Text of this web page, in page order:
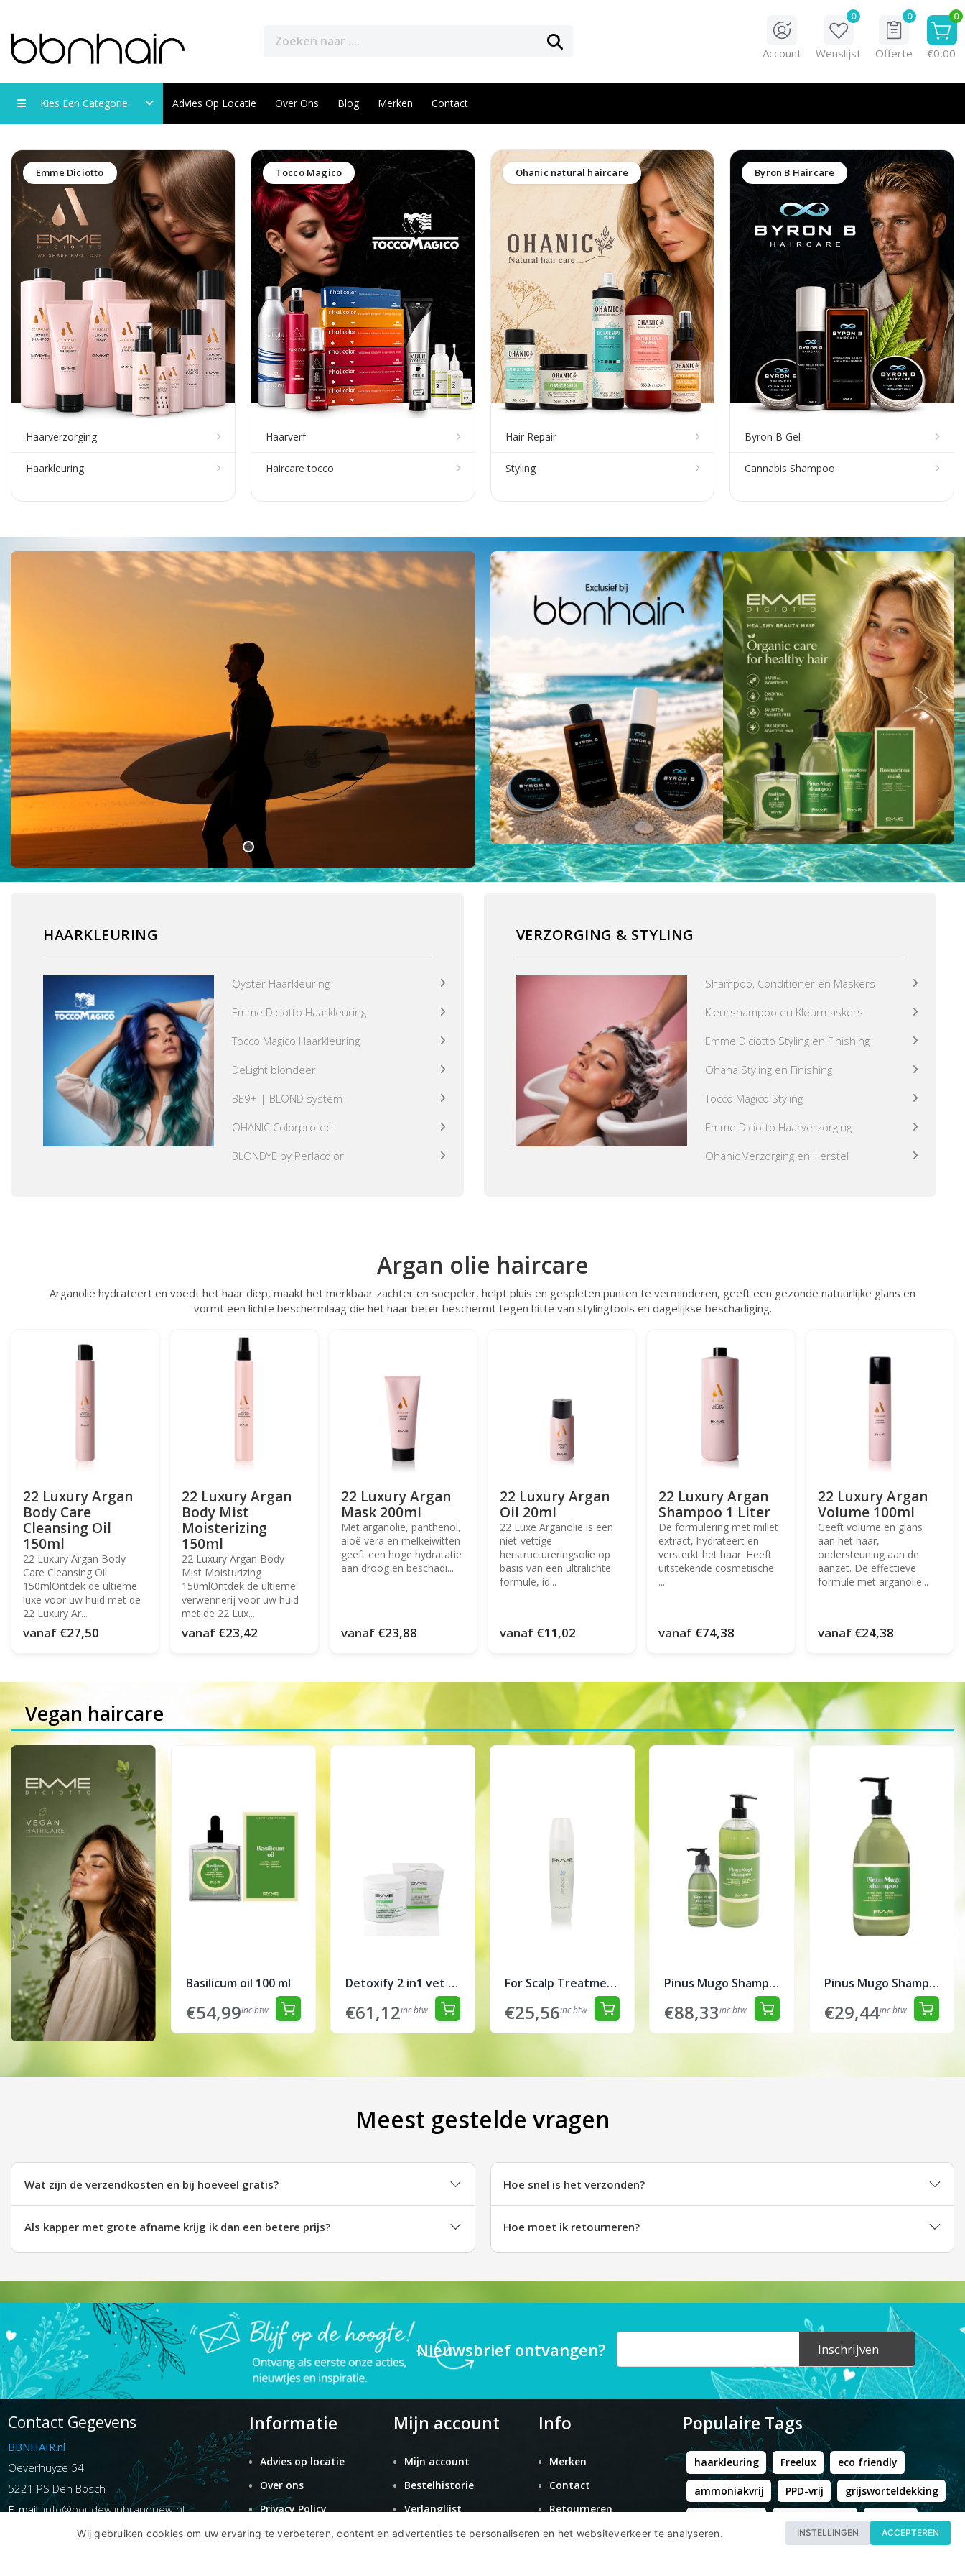
0
€0,00
0
Offerte
0
Wenslijst
Account
Kies Een Categorie Advies Op Locatie Over Ons Blog Merken Contact
Emme Diciotto
Haarverzorging
Haarkleuring
Tocco Magico
Haarverf
Haircare tocco
Ohanic natural haircare
Hair Repair
Styling
Byron B Haircare
Byron B Gel
Cannabis Shampoo
HAARKLEURING
Oyster Haarkleuring
Emme Diciotto Haarkleuring
Tocco Magico Haarkleuring
DeLight blondeer
BE9+ | BLOND system
OHANIC Colorprotect
BLONDYE by Perlacolor
VERZORGING & STYLING
Shampoo, Conditioner en Maskers
Kleurshampoo en Kleurmaskers
Emme Diciotto Styling en Finishing
Ohana Styling en Finishing
Tocco Magico Styling
Emme Diciotto Haarverzorging
Ohanic Verzorging en Herstel
Argan olie haircare
Arganolie hydrateert en voedt het haar diep, maakt het merkbaar zachter en soepeler, helpt pluis en gespleten punten te verminderen, geeft een gezonde natuurlijke glans en
vormt een lichte beschermlaag die het haar beter beschermt tegen hitte van stylingtools en dagelijkse beschadiging.
22 Luxury Argan
Body Care
Cleansing Oil
150ml
22 Luxury Argan Body
Care Cleansing Oil
150mlOntdek de ultieme
luxe voor uw huid met de
22 Luxury Ar...
vanaf €27,50
22 Luxury Argan
Body Mist
Moisterizing
150ml
22 Luxury Argan Body
Mist Moisturizing
150mlOntdek de ultieme
verwennerij voor uw huid
met de 22 Lux...
vanaf €23,42
22 Luxury Argan
Mask 200ml
Met arganolie, panthenol,
aloë vera en melkeiwitten
geeft een hoge hydratatie
aan droog en beschadi...
vanaf €23,88
22 Luxury Argan
Oil 20ml
22 Luxe Arganolie is een
niet-vettige
herstructureringsolie op
basis van een ultralichte
formule, id...
vanaf €11,02
22 Luxury Argan
Shampoo 1 Liter
De formulering met millet
extract, hydrateert en
versterkt het haar. Heeft
uitstekende cosmetische
...
vanaf €74,38
22 Luxury Argan
Volume 100ml
Geeft volume en glans
aan het haar,
ondersteuning aan de
aanzet. De effectieve
formule met arganolie...
vanaf €24,38
Vegan haircare
Basilicum oil 100 ml
€54,99inc btw
Detoxify 2 in1 vet regulerende treatment 200ml
€61,12inc btw
For Scalp Treatment 100ml
€25,56inc btw
Pinus Mugo Shampoo 1 liter ex. pomp
€88,33inc btw
Pinus Mugo Shampoo 250 ml
€29,44inc btw
Meest gestelde vragen
Wat zijn de verzendkosten en bij hoeveel gratis?
Als kapper met grote afname krijg ik dan een betere prijs?
Hoe snel is het verzonden?
Hoe moet ik retourneren?
Nieuwsbrief ontvangen? Inschrijven
Contact Gegevens
BBNHAIR.nl
Oeverhuyze 54
5221 PS Den Bosch
E-mail:info@boudewijnbrandnew.nl
06 54 25 89 89
Informatie
Advies op locatie
Over ons
Privacy Policy
Algemene
Mijn account
Mijn account
Bestelhistorie
Verlanglijst
Nieuwsbrief
Info
Merken
Contact
Retourneren
Sitemap
Populaire Tags
haarkleuring Freelux eco friendly
ammoniakvrij PPD-vrij grijsworteldekking
Tocco Magico Byron B
Wij gebruiken cookies om uw ervaring te verbeteren, content en advertenties te personaliseren en het websiteverkeer te analyseren. INSTELLINGEN ACCEPTEREN